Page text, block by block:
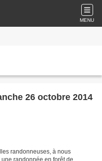
MENU
26 octobre 2014
randonneuses, à nous
randonnée en forêt de